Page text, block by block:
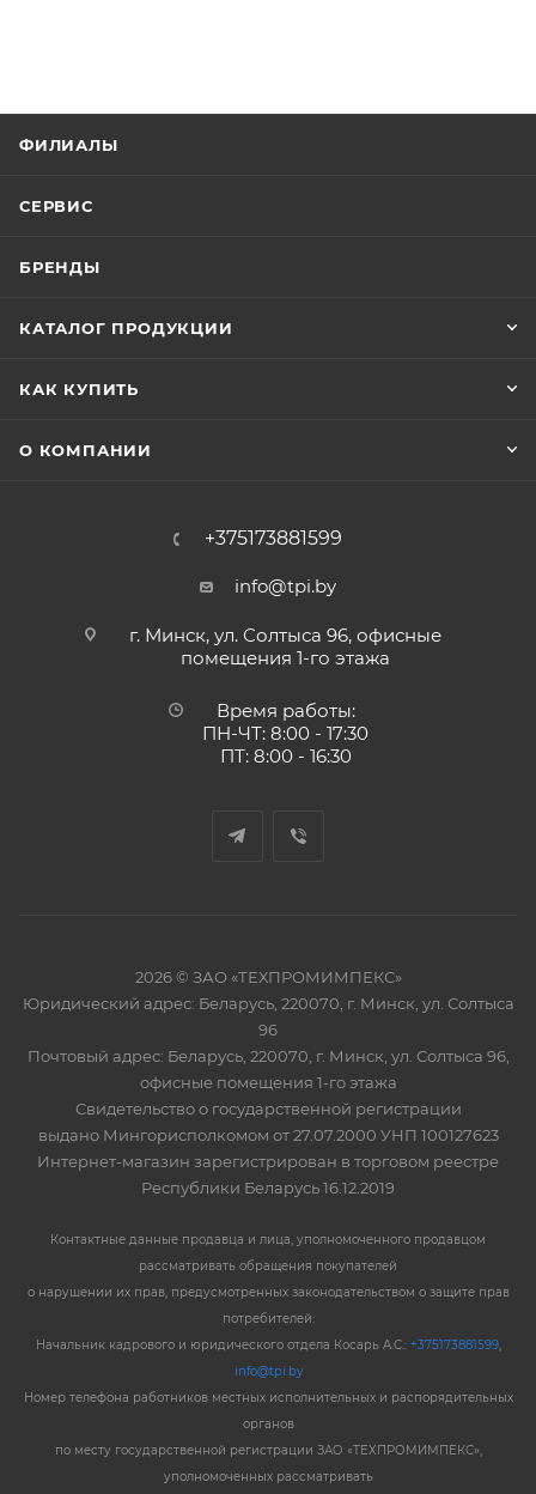
ФИЛИАЛЫ
СЕРВИС
БРЕНДЫ
КАТАЛОГ ПРОДУКЦИИ
КАК КУПИТЬ
О КОМПАНИИ
+375173881599
info@tpi.by
г. Минск, ул. Солтыса 96, офисные
помещения 1-го этажа
Время работы:
ПН-ЧТ: 8:00 - 17:30
ПТ: 8:00 - 16:30
2026 © ЗАО «ТЕХПРОМИМПЕКС»
Юридический адрес: Беларусь, 220070, г. Минск, ул. Солтыса
96
Почтовый адрес: Беларусь, 220070, г. Минск, ул. Солтыса 96,
офисные помещения 1-го этажа
Свидетельство о государственной регистрации
выдано Мингорисполкомом от 27.07.2000 УНП 100127623
Интернет-магазин зарегистрирован в торговом реестре
Республики Беларусь 16.12.2019
Контактные данные продавца и лица, уполномоченного продавцом
рассматривать обращения покупателей
о нарушении их прав, предусмотренных законодательством о защите прав
потребителей:
Начальник кадрового и юридического отдела Косарь А.С.: +375173881599,
info@tpi.by
Номер телефона работников местных исполнительных и распорядительных
органов
по месту государственной регистрации ЗАО «ТЕХПРОМИМПЕКС»,
уполномоченных рассматривать